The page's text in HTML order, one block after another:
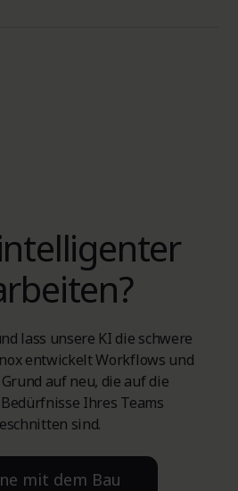
lass unsere KI die schwere
entwickelt Workflows und
auf neu, die auf die
Ihres Teams
sind.
mit dem Bau